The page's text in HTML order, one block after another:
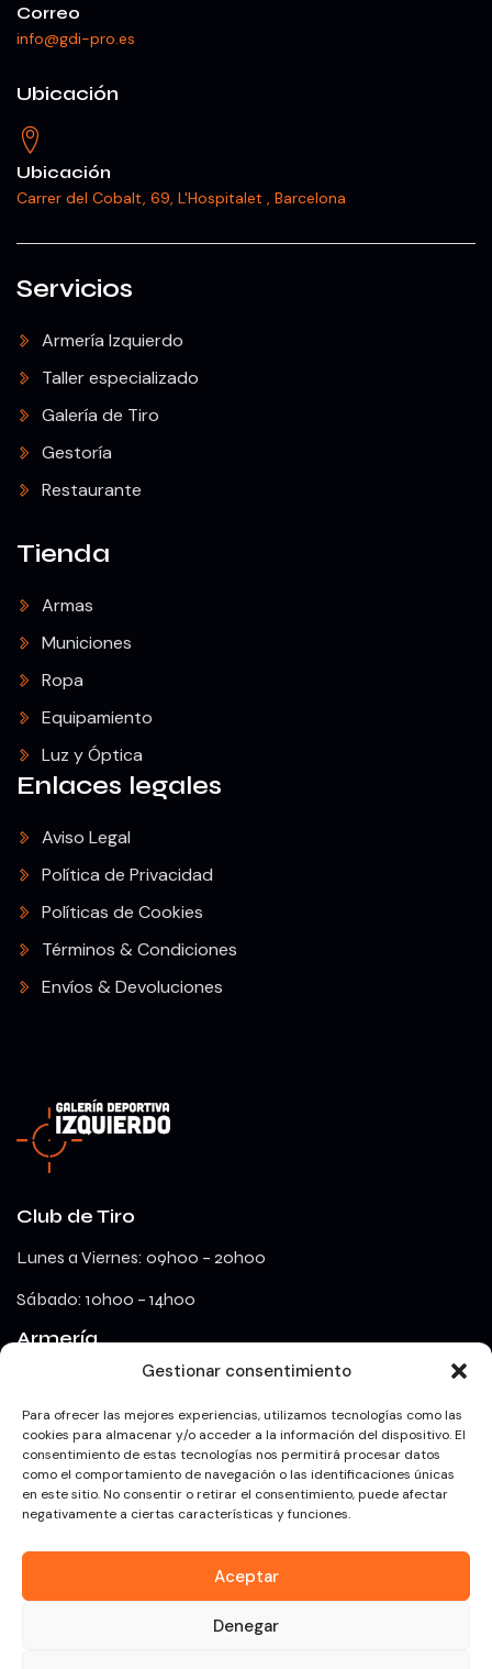
Gestionar consentimiento
Para ofrecer las mejores experiencias, utilizamos tecnologías como las
cookies para almacenar y/o acceder a la información del dispositivo. El
consentimiento de estas tecnologías nos permitirá procesar datos
como el comportamiento de navegación o las identificaciones únicas
en este sitio. No consentir o retirar el consentimiento, puede afectar
negativamente a ciertas características y funciones.
Aceptar
Denegar
Club de Tiro
Lunes a Viernes: 09h00 – 20h00
Sábado: 10h00 – 14h00
Armería
lunes a viernes: 09h00 – 18h00
Redes Sociales
Correo
info@gdi-pro.es
Ubicación
Ubicación
Carrer del Cobalt, 69, L'Hospitalet , Barcelona
Servicios
Armería Izquierdo
Taller especializado
Galería de Tiro
Gestoría
Restaurante
Tienda
Armas
Municiones
Ropa
Equipamiento
Luz y Óptica
Enlaces legales
Aviso Legal
Política de Privacidad
Políticas de Cookies
Términos & Condiciones
Envíos & Devoluciones
Galería Deportiva Izquierdo – Armería especializada y Campo